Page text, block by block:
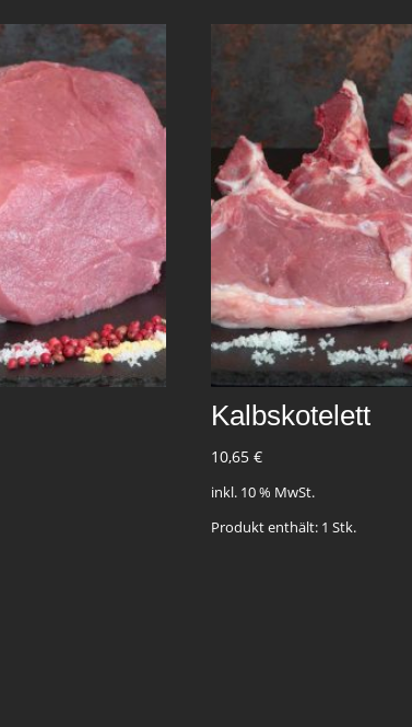
Kalbskotelett
10,65€
inkl. 10 % MwSt.
Produkt enthält: 1Stk.